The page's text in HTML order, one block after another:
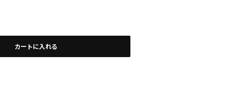
カートに入れる